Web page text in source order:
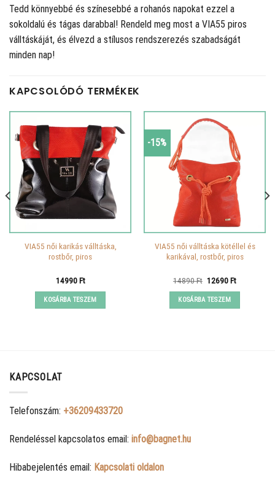
Tedd könnyebbé és színesebbé a rohanós napokat ezzel a
sokoldalú és tágas darabbal! Rendeld meg most a VIA55 piros
válltáskáját, és élvezd a stílusos rendszerezés szabadságát
minden nap!
KAPCSOLÓDÓ TERMÉKEK
VIA55 női karikás válltáska,
rostbőr, piros
14990Ft
KOSÁRBA TESZEM
-15%
VIA55 női válltáska kötéllel és
karikával, rostbőr, piros
14890Ft Original
was:
14890 Ft.
12690FtCurrent
KOSÁRBA TESZEM
KAPCSOLAT
Telefonszám: +36209433720
Rendeléssel kapcsolatos email: info@bagnet.hu
Hibabejelentés email: Kapcsolati oldalon